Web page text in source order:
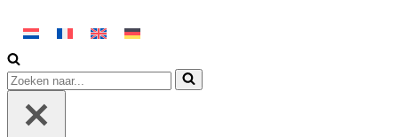
Zoek
naar...